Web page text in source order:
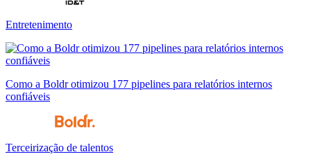
Entretenimento
Como a Boldr otimizou 177 pipelines para relatórios internos
confiáveis
Terceirização de talentos